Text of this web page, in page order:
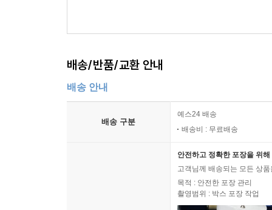
배송/반품/교환 안내
배송 안내
배송 구분
예스24 배송
배송비 : 무료배송
안전하고 정확한 포장을 위
고객님께 배송되는 모든 상
목적 : 안전한 포장 관리
촬영범위 : 박스 포장 작업